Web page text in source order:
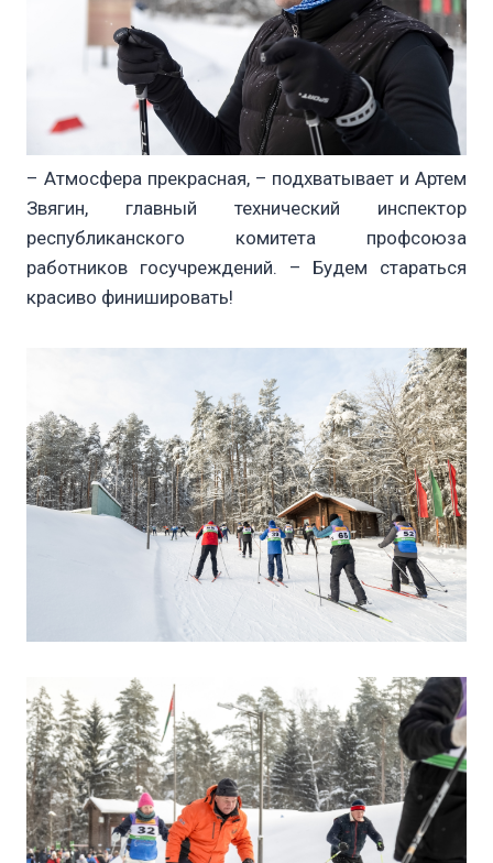
– Атмосфера прекрасная, – подхватывает и Артем
Звягин, главный технический инспектор
республиканского комитета профсоюза
работников госучреждений. – Будем стараться
красиво финишировать!